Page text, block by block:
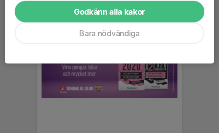
Godkänn alla kakor
Bara nödvändiga